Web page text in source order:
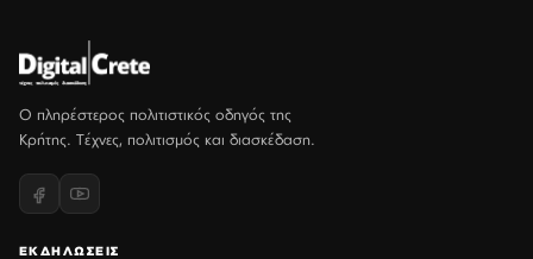
Ο πληρέστερος πολιτιστικός οδηγός της
Κρήτης. Τέχνες, πολιτισμός και διασκέδαση.
ΕΚΔΗΛΩΣΕΙΣ